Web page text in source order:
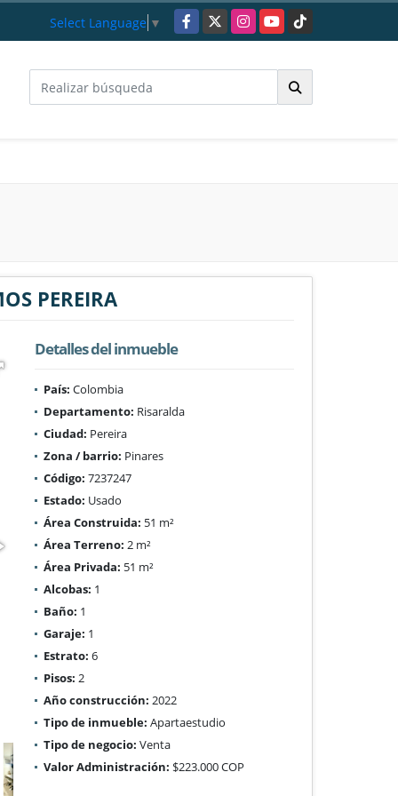
Select Language ▼ Facebook
X InstagramYouTubeTikTok
PEREIRA
Detalles del inmueble
País: Colombia
Departamento: Risaralda
Ciudad: Pereira
Zona / barrio: Pinares
Código: 7237247
Estado: Usado
Área Construida: 51 m²
Área Terreno: 2 m²
Área Privada: 51 m²
Alcobas: 1
Baño: 1
Garaje: 1
Estrato: 6
Pisos: 2
Año construcción: 2022
Tipo de inmueble: Apartaestudio
Tipo de negocio: Venta
Valor Administración: $223.000 COP